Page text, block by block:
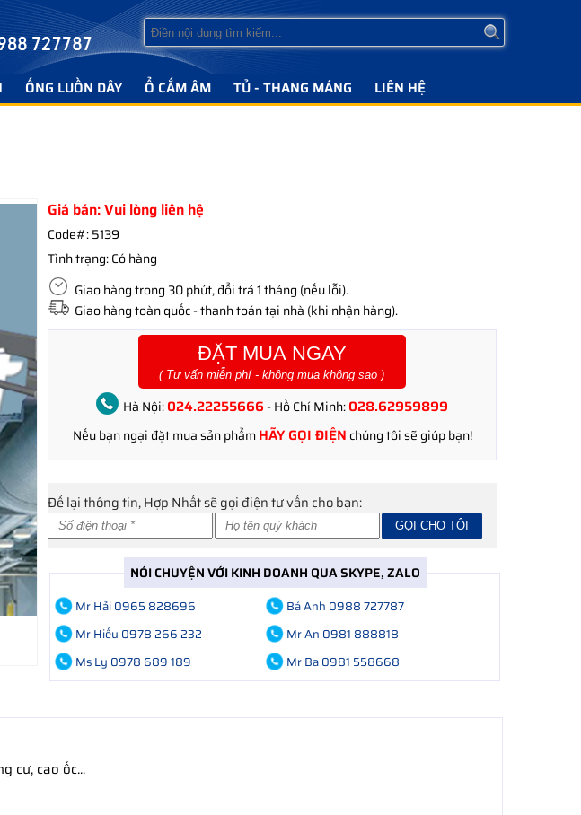
ỐNG LUỒN DÂY Ổ CẮM ÂM TỦ - THANG MÁNG LIÊN HỆ
Giá bán: Vui lòng liên hệ
Code#:5139
Tình trạng:Có hàng
Giao hàng trong 30 phút, đổi trả 1 tháng (nếu lỗi).
Giao hàng toàn quốc - thanh toán tại nhà (khi nhận hàng).
ĐẶT MUA NGAY
( Tư vấn miễn phí - không mua không sao )
Hà Nội:024.22255666 - Hồ Chí Minh:028.62959899
Nếu bạn ngại đặt mua sản phẩmHÃY GỌI ĐIỆN chúng tôi sẽ giúp bạn!
Để lại thông tin, Hợp Nhất sẽ gọi điện tư vấn cho bạn:
NÓI CHUYỆN VỚI KINH DOANH QUA SKYPE, ZALO
Mr Hải 0965 828696
Bá Anh 0988 727787
Mr Hiếu 0978 266 232
Mr An 0981 888818
Ms Ly 0978 689 189
Mr Ba 0981 558668
cư, cao ốc...